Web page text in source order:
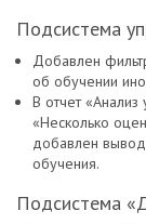
Подсистема
Добавлен
об обучении
В отчет «Анализ
«Несколько
добавлен
обучения.
Подсистема